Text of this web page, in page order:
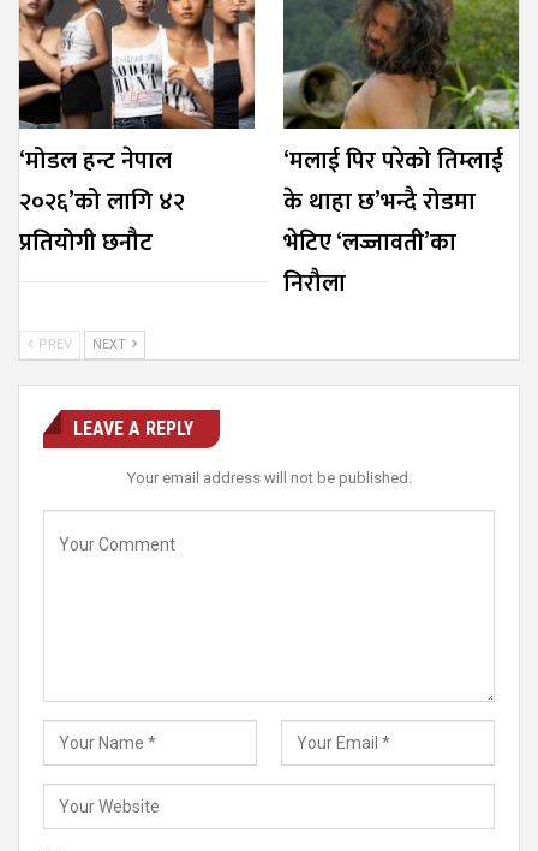
‘मोडल हन्ट नेपाल
२०२६’को लागि ४२
प्रतियोगी छनौट
‘मलाई पिर परेको तिम्लाई
के थाहा छ’भन्दै रोडमा
भेटिए ‘लज्जावती’का
निरौला
PREV NEXT
LEAVE A REPLY
Your email address will not be published.